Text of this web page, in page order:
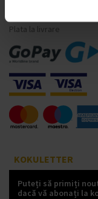
Plata la livrare
KOKULETTER
Puteți să primiți
dacă vă abonați la